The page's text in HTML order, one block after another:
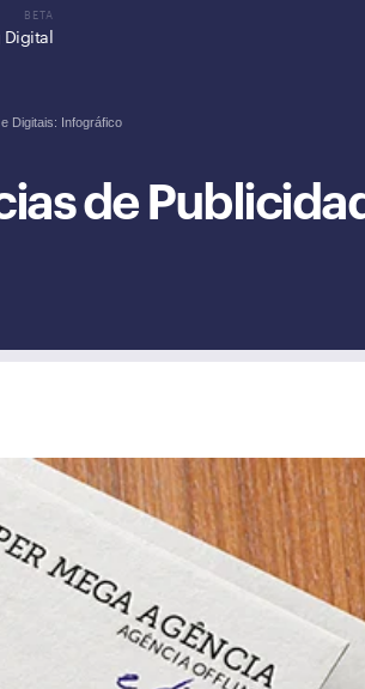
Digital
Digitais: Infográfico
de